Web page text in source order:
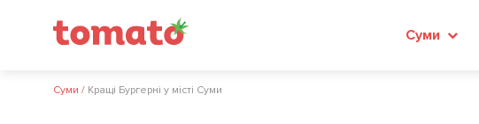
Суми
Суми / Кращі Бургерні у місті Суми